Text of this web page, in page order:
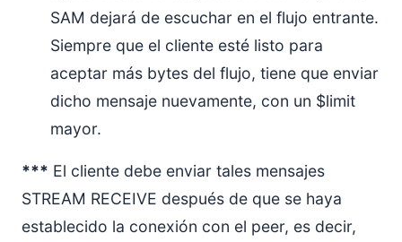
SAM dejará de escuchar en el flujo entrante.
Siempre que el cliente esté listo para
aceptar más bytes del flujo, tiene que enviar
dicho mensaje nuevamente, con un $limit
mayor.
*** El cliente debe enviar tales mensajes
STREAM RECEIVE después de que se haya
establecido la conexión con el peer, es decir,